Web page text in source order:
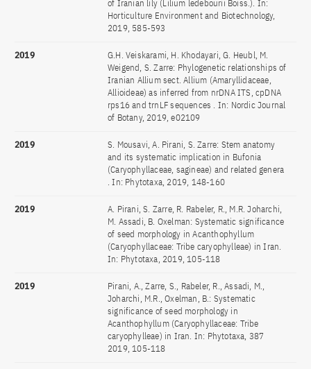
of Iranian lily (Lilium ledebourii Boiss.). In:
Horticulture Environment and Biotechnology,
2019, 585-593
2019
G.H. Veiskarami, H. Khodayari, G. Heubl, M.
Weigend, S. Zarre: Phylogenetic relationships of
Iranian Allium sect. Allium (Amaryllidaceae,
Allioideae) as inferred from nrDNA ITS, cpDNA
rps16 and trnLF sequences . In: Nordic Journal
of Botany, 2019, e02109
2019
S. Mousavi, A. Pirani, S. Zarre: Stem anatomy
and its systematic implication in Bufonia
(Caryophyllaceae, sagineae) and related genera
. In: Phytotaxa, 2019, 148-160
2019
A. Pirani, S. Zarre, R. Rabeler, R., M.R. Joharchi,
M. Assadi, B. Oxelman: Systematic significance
of seed morphology in Acanthophyllum
(Caryophyllaceae: Tribe caryophylleae) in Iran.
In: Phytotaxa, 2019, 105-118
2019
Pirani, A., Zarre, S., Rabeler, R., Assadi, M.,
Joharchi, M.R., Oxelman, B.: Systematic
significance of seed morphology in
Acanthophyllum (Caryophyllaceae: Tribe
caryophylleae) in Iran. In: Phytotaxa, 387
2019, 105-118